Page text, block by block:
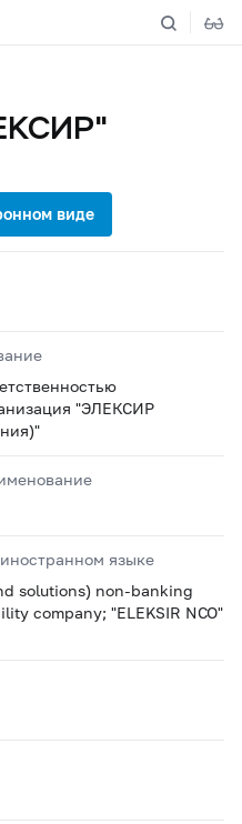
"ЭЛЕКСИР
языке
solutions) non-banking
company; "ELEKSIR NCO"